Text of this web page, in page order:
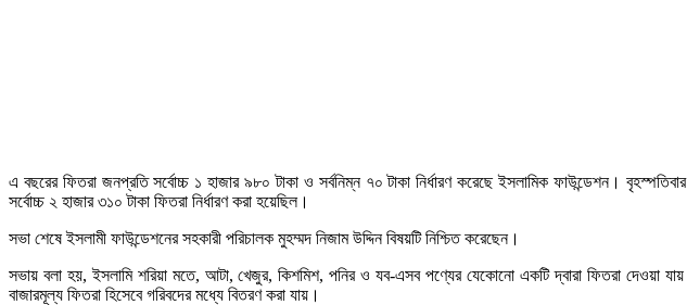
এ বছরের ফিতরা জনপ্রতি সর্বোচ্চ ১ হাজার ৯৮০ টাকা ও সর্বনিম্ন ৭০ টাকা নির্ধারণ করেছে ইসলামিক ফাউন্ডেশন।
সর্বোচ্চ ২ হাজার ৩১০ টাকা ফিতরা নির্ধারণ করা হয়েছিল।
সভা শেষে ইসলামী ফাউন্ডেশনের সহকারী পরিচালক মুহম্মদ নিজাম উদ্দিন বিষয়টি নিশ্চিত করেছেন।
সভায় বলা হয়, ইসলামি শরিয়া মতে, আটা, খেজুর, কিশমিশ, পনির ও যব-এসব পণ্যের যেকোনো একটি দ্বারা ফিতরা
বাজারমূল্য ফিতরা হিসেবে গরিবদের মধ্যে বিতরণ করা যায়।